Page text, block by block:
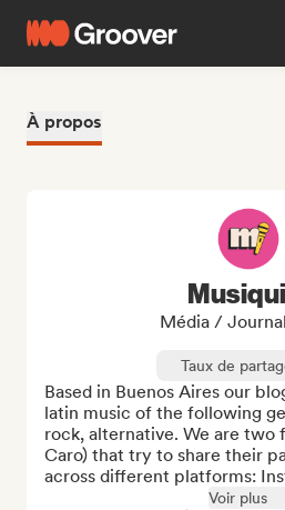
À propos
Média /
Taux de
Based in Buenos Aires our
latin music of the following
rock, alternative. We are two
Caro) that try to share their
across different platforms:
Voir plus